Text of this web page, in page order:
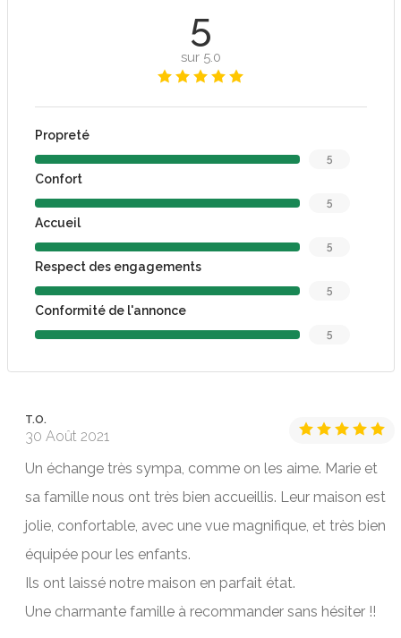
5
sur 5.0
Propreté
5
Confort
5
Accueil
5
Respect des engagements
5
Conformité de l'annonce
5
T.O.
30 Août 2021
Un échange très sympa, comme on les aime. Marie et
sa famille nous ont très bien accueillis. Leur maison est
jolie, confortable, avec une vue magnifique, et très bien
équipée pour les enfants.
Ils ont laissé notre maison en parfait état.
Une charmante famille à recommander sans hésiter !!